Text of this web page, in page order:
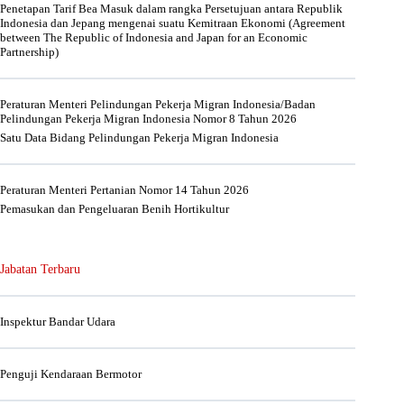
Penetapan Tarif Bea Masuk dalam rangka Persetujuan antara Republik
Indonesia dan Jepang mengenai suatu Kemitraan Ekonomi (Agreement
between The Republic of Indonesia and Japan for an Economic
Partnership)
Peraturan Menteri Pelindungan Pekerja Migran Indonesia/Badan
Pelindungan Pekerja Migran Indonesia Nomor 8 Tahun 2026
Satu Data Bidang Pelindungan Pekerja Migran Indonesia
Peraturan Menteri Pertanian Nomor 14 Tahun 2026
Pemasukan dan Pengeluaran Benih Hortikultur
Jabatan Terbaru
Inspektur Bandar Udara
Penguji Kendaraan Bermotor